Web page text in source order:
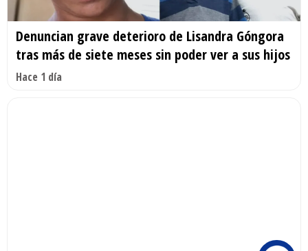
Denuncian grave deterioro de Lisandra Góngora
tras más de siete meses sin poder ver a sus hijos
Hace 1 día